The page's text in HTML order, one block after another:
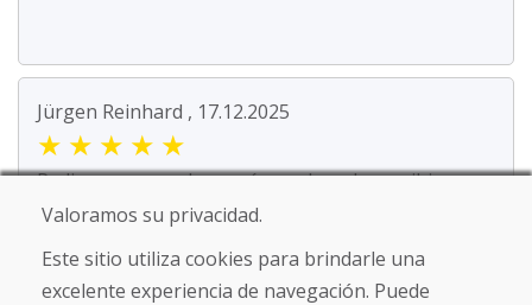
Jürgen Reinhard , 17.12.2025
★ ★ ★ ★ ★
Pedimos un par de esquís usados y los recibimos
en cuatro días laborables. Los esquís son usados ...
Valoramos su privacidad.
Este sitio utiliza cookies para brindarle una
excelente experiencia de navegación. Puede